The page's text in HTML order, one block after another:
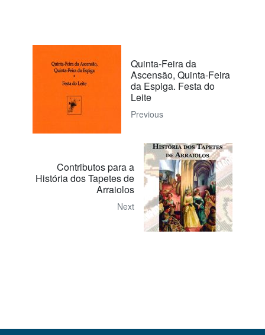
Quinta-Feira da
Ascensão, Quinta-Feira
da Espiga. Festa do
Leite
Previous
Contributos para a
História dos Tapetes de
Arraiolos
Next